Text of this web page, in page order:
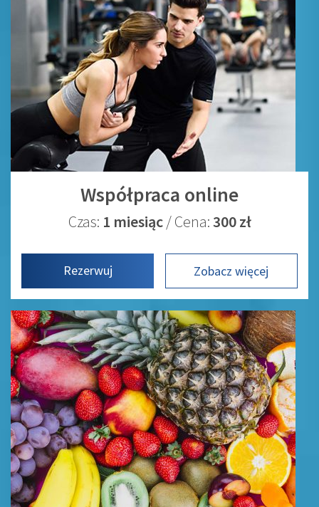
Współpraca online
Czas: 1 miesiąc/ Cena: 300 zł
Rezerwuj Zobacz więcej